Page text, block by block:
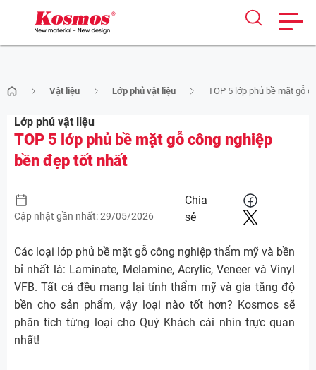
to
content
Vật liệu Lớp phủ vật liệu TOP 5 lớp phủ bề mặt gỗ
Lớp phủ vật liệu
TOP 5 lớp phủ bề mặt gỗ công nghiệp
bền đẹp tốt nhất
Cập nhật gần nhất: 29/05/2026
Chia
sẻ
Các loại lớp phủ bề mặt gỗ công nghiệp thẩm mỹ và bền
bỉ nhất là: Laminate, Melamine, Acrylic, Veneer và Vinyl
VFB. Tất cả đều mang lại tính thẩm mỹ và gia tăng độ
bền cho sản phẩm, vậy loại nào tốt hơn? Kosmos sẽ
phân tích từng loại cho Quý Khách cái nhìn trực quan
nhất!